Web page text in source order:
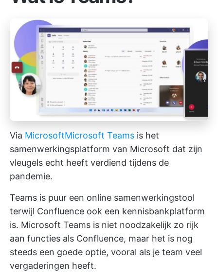
Via MicrosoftMicrosoft Teams is het
samenwerkingsplatform van Microsoft dat zijn
vleugels echt heeft verdiend tijdens de
pandemie.
Teams is puur een online samenwerkingstool
terwijl Confluence ook een kennisbankplatform
is. Microsoft Teams is niet noodzakelijk zo rijk
aan functies als Confluence, maar het is nog
steeds een goede optie, vooral als je team veel
vergaderingen heeft.